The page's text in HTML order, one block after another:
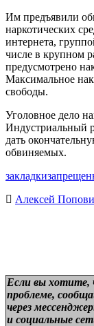
Им предъявили
наркотических
интернета,
числе в крупном
предусмотрено
Максимальное
свободы.
Уголовное дело
Индустриальный
дать
обвиняемых.
закладки
Алексей
Если вы
проблеме,
через
и социальные